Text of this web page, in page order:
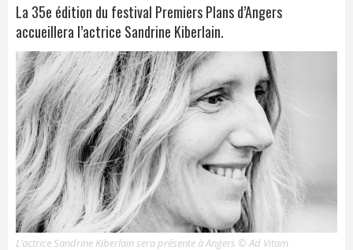
La 35e édition du festival Premiers Plans d’Angers
accueillera l’actrice Sandrine Kiberlain.
L’actrice Sandrine Kiberlain sera présente à Angers © Ad Vitam